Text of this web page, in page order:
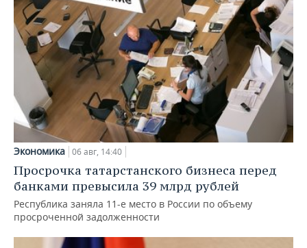
Экономика 06 авг, 14:40
Просрочка татарстанского бизнеса перед
банками превысила 39 млрд рублей
Республика заняла 11-е место в России по объему
просроченной задолженности